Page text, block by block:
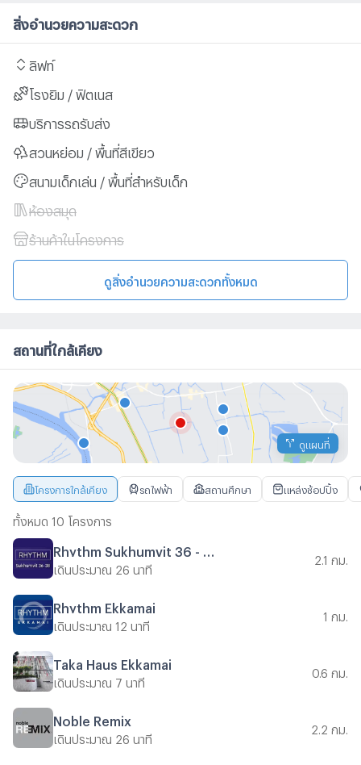
สิ่งอำนวยความสะดวก
ลิฟท์
โรงยิม / ฟิตเนส
บริการรถรับส่ง
สวนหย่อม / พื้นที่สีเขียว
สนามเด็กเล่น / พื้นที่สำหรับเด็ก
ห้องสมุด
ร้านค้าในโครงการ
ดูสิ่งอำนวยความสะดวกทั้งหมด
สถานที่ใกล้เคียง
ดูแผนที่
โครงการใกล้เคียง รถไฟฟ้า สถานศึกษา แหล่งช้อปปิ้ง
ทั้งหมด 10 โครงการ
เดินประมาณ 26 นาที
2.1 กม.
Rhythm Ekkamai
เดินประมาณ 12 นาที
1 กม.
Taka Haus Ekkamai
เดินประมาณ 7 นาที
0.6 กม.
Noble Remix
เดินประมาณ 26 นาที
2.2 กม.